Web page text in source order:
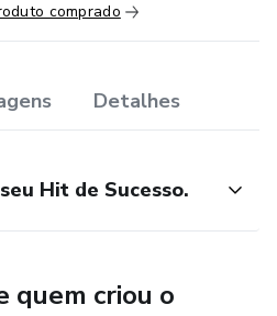
comprado
Detalhes
Hit de Sucesso.
quem criou o